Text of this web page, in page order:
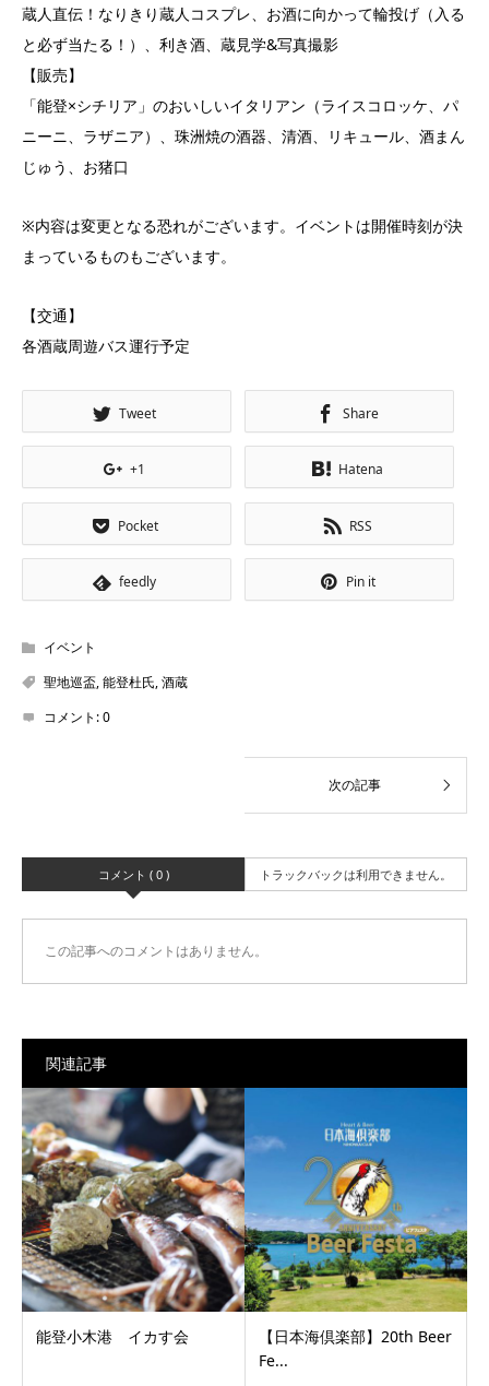
蔵人直伝！なりきり蔵人コスプレ、お酒に向かって輪投げ（入る
と必ず当たる！）、利き酒、蔵見学&写真撮影
【販売】
「能登×シチリア」のおいしいイタリアン（ライスコロッケ、パ
ニーニ、ラザニア）、珠洲焼の酒器、清酒、リキュール、酒まん
じゅう、お猪口
※内容は変更となる恐れがございます。イベントは開催時刻が決
まっているものもございます。
【交通】
各酒蔵周遊バス運行予定
Tweet Share
+1 Hatena
Pocket RSS
feedly Pin it
イベント
聖地巡盃,能登杜氏,酒蔵
コメント:0
コメント ( 0 ) トラックバックは利用できません。
この記事へのコメントはありません。
関連記事
能登小木港 イカす会
【日本海倶楽部】20th Beer
Fe...